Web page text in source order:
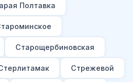
Полтавка
Старощербиновская
Стрежевой